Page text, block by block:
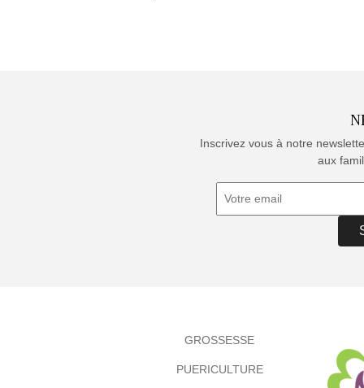
Inscrivez vous à notre
aux
GROSSESSE
PUERICULTURE